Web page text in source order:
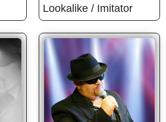
Lookalike / Imitator